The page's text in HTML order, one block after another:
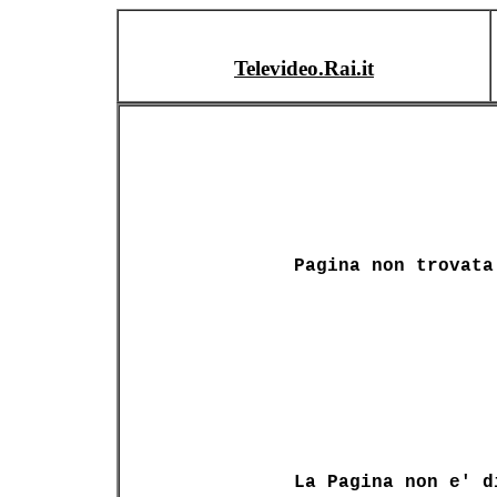
Televideo.Rai.it
Pagina non trovata
La Pagina non e'